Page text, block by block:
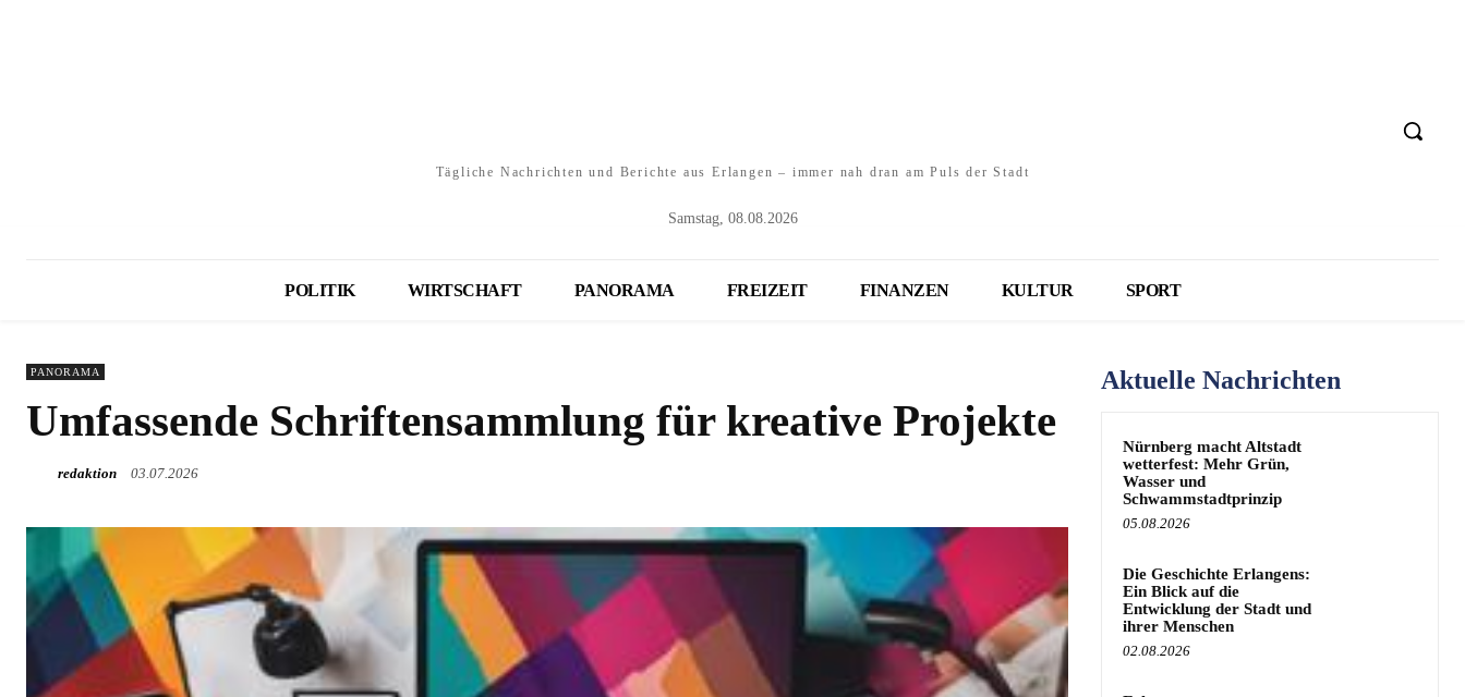
Tägliche Nachrichten und Berichte aus Erlangen – immer nah dran am Puls der Stadt
Samstag, 08.08.2026
POLITIK WIRTSCHAFT PANORAMA FREIZEIT FINANZEN KULTUR SPORT
PANORAMA
Umfassende Schriftensammlung für kreative Projekte
redaktion 03.07.2026
Aktuelle Nachrichten
Nürnberg macht Altstadt
wetterfest: Mehr Grün,
Wasser und
Schwammstadtprinzip
05.08.2026
Die Geschichte Erlangens:
Ein Blick auf die
Entwicklung der Stadt und
ihrer Menschen
02.08.2026